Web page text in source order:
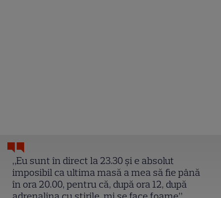
„Eu sunt în direct la 23.30 și e absolut
imposibil ca ultima masă a mea să fie până
în ora 20.00, pentru că, după ora 12, după